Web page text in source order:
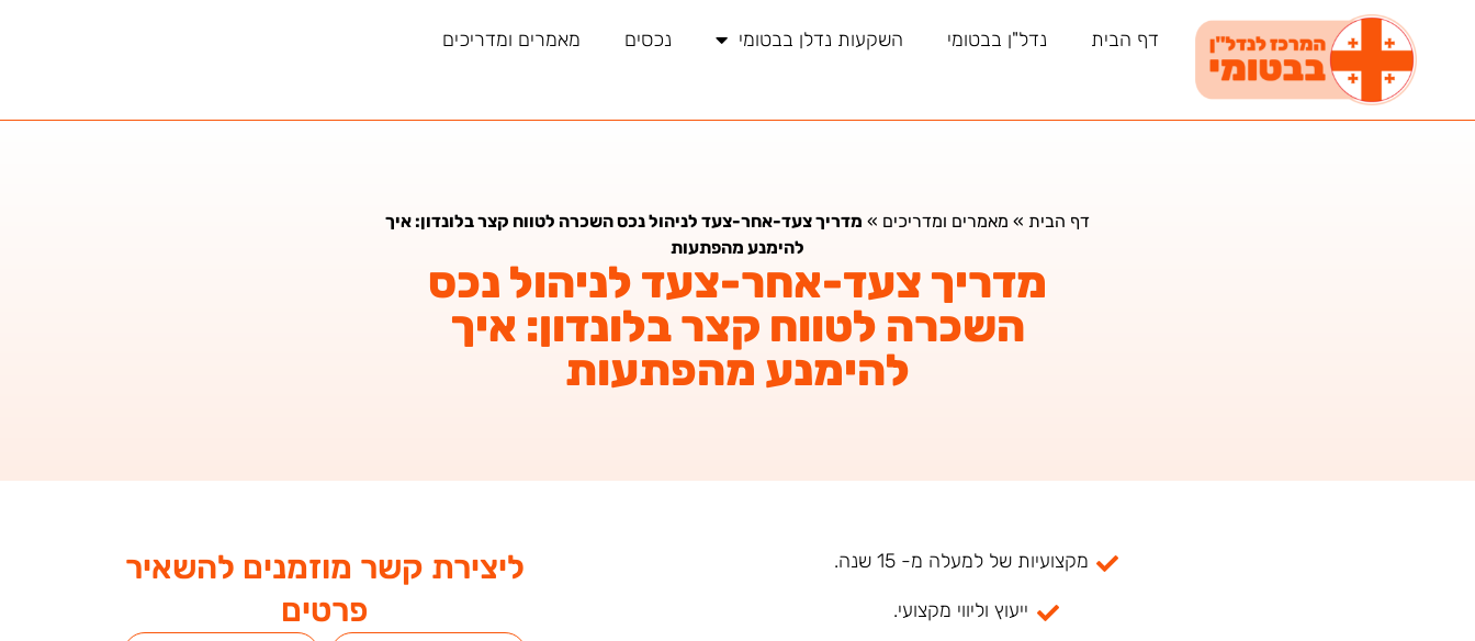
דף הבית נדל"ן בבטומי השקעות נדלן בבטומי נכסים מאמרים ומדריכים
דף הבית » מאמרים ומדריכים » מדריך צעד-אחר-צעד לניהול נכס השכרה לטווח קצר בלונדון: איך
להימנע מהפתעות
מדריך צעד-אחר-צעד לניהול נכס
השכרה לטווח קצר בלונדון: איך
להימנע מהפתעות
ליצירת קשר מוזמנים להשאיר
פרטים
מקצועיות של למעלה מ- 15 שנה.
ייעוץ וליווי מקצועי.